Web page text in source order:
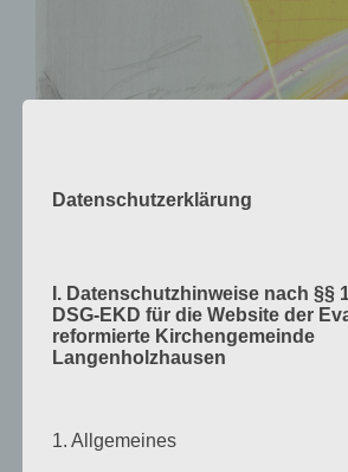
Datenschutzerklärung
I. Datenschutzhinweise nach §§
DSG-EKD für die Website der
reformierte Kirchengemeinde
Langenholzhausen
1. Allgemeines